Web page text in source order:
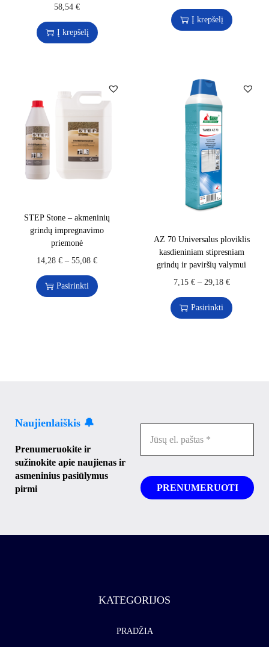
58,54€
Į krepšelį
Į krepšelį
STEP Stone – akmeninių
grindų impregnavimo
priemonė
14,28€ –55,08€
Pasirinkti
AZ 70 Universalus ploviklis
kasdieniniam stipresniam
grindų ir paviršių valymui
7,15 €– 29,18 €
Pasirinkti
Naujienlaiškis 🔔
Prenumeruokite ir
sužinokite apie naujienas ir
asmeninius pasiūlymus
pirmi
KATEGORIJOS
PRADŽIA